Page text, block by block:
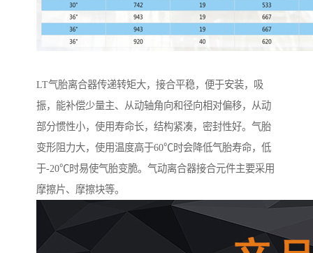
LT气胎离合器传递转矩大，接合平稳，便于安装，吸
振，能补偿少量主、从动轴角向和径向相对偏移，从动
部分惯性小，使用寿命长，结构紧凑，密封性好。气胎
变形阻力大，使用温度高于60℃时会降低气胎寿命，低
于-20℃时易使气胎变脆。气动离合器接合元件主要采用
摩擦片、摩擦块等。